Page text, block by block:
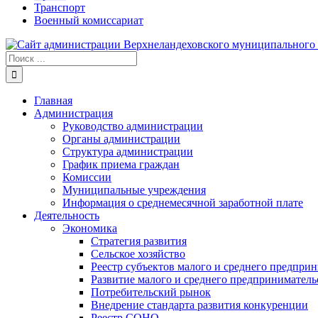
Транспорт
Военный комиссариат
Результат
поиска:
Главная
Администрация
Руководство администрации
Органы администрации
Структура администрации
График приема граждан
Комиссии
Муниципальные учреждения
Информация о среднемесячной заработной плате
Деятельность
Экономика
Стратегия развития
Сельское хозяйство
Реестр субъектов малого и среднего
Развитие малого и среднего
Потребительский рынок
Внедрение стандарта развития конкуренции